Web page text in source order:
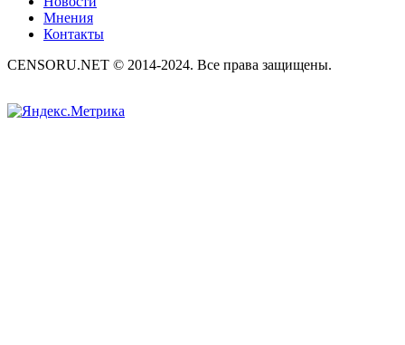
Мнения
Контакты
CENSORU.NET © 2014-2024. Все права защищены.